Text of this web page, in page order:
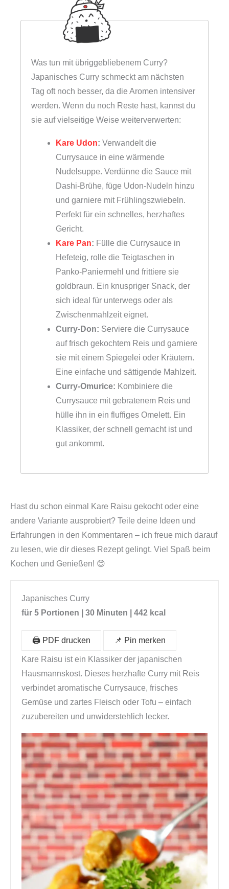
Was tun mit übriggebliebenem Curry?
Japanisches Curry schmeckt am nächsten
Tag oft noch besser, da die Aromen intensiver
werden. Wenn du noch Reste hast, kannst du
sie auf vielseitige Weise weiterverwerten:
Kare Udon: Verwandelt die
Currysauce in eine wärmende
Nudelsuppe. Verdünne die Sauce mit
Dashi-Brühe, füge Udon-Nudeln hinzu
und garniere mit Frühlingszwiebeln.
Perfekt für ein schnelles, herzhaftes
Gericht.
Kare Pan: Fülle die Currysauce in
Hefeteig, rolle die Teigtaschen in
Panko-Paniermehl und frittiere sie
goldbraun. Ein knuspriger Snack, der
sich ideal für unterwegs oder als
Zwischenmahlzeit eignet.
Curry-Don: Serviere die Currysauce
auf frisch gekochtem Reis und garniere
sie mit einem Spiegelei oder Kräutern.
Eine einfache und sättigende Mahlzeit.
Curry-Omurice: Kombiniere die
Currysauce mit gebratenem Reis und
hülle ihn in ein fluffiges Omelett. Ein
Klassiker, der schnell gemacht ist und
gut ankommt.
Hast du schon einmal Kare Raisu gekocht oder eine
andere Variante ausprobiert? Teile deine Ideen und
Erfahrungen in den Kommentaren – ich freue mich darauf
zu lesen, wie dir dieses Rezept gelingt. Viel Spaß beim
Kochen und Genießen! 😊
Japanisches Curry
für 5 Portionen | 30 Minuten | 442 kcal
🖨️ PDF drucken 📌 Pin merken
Kare Raisu ist ein Klassiker der japanischen
Hausmannskost. Dieses herzhafte Curry mit Reis
verbindet aromatische Currysauce, frisches
Gemüse und zartes Fleisch oder Tofu – einfach
zuzubereiten und unwiderstehlich lecker.